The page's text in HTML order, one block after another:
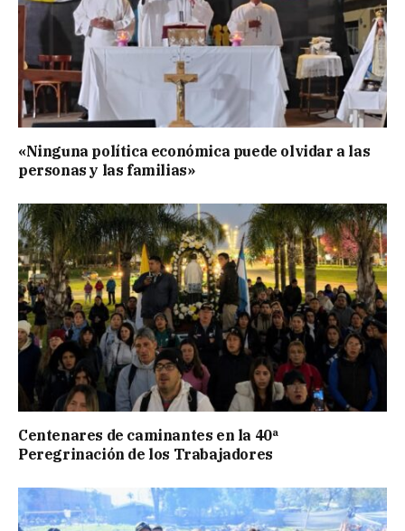
«Ninguna política económica puede olvidar a las
personas y las familias»
Centenares de caminantes en la 40ª
Peregrinación de los Trabajadores